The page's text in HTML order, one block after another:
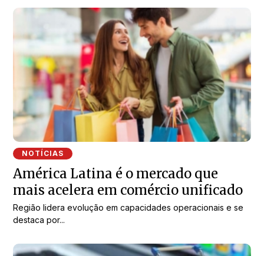
NOTÍCIAS
América Latina é o mercado que
mais acelera em comércio unificado
Região lidera evolução em capacidades operacionais e se
destaca por...